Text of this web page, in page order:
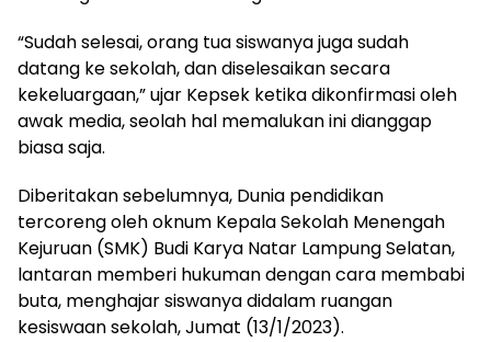
“Sudah selesai, orang tua siswanya juga sudah
datang ke sekolah, dan diselesaikan secara
kekeluargaan,” ujar Kepsek ketika dikonfirmasi oleh
awak media, seolah hal memalukan ini dianggap
biasa saja.
Diberitakan sebelumnya, Dunia pendidikan
tercoreng oleh oknum Kepala Sekolah Menengah
Kejuruan (SMK) Budi Karya Natar Lampung Selatan,
lantaran memberi hukuman dengan cara membabi
buta, menghajar siswanya didalam ruangan
kesiswaan sekolah, Jumat (13/1/2023).